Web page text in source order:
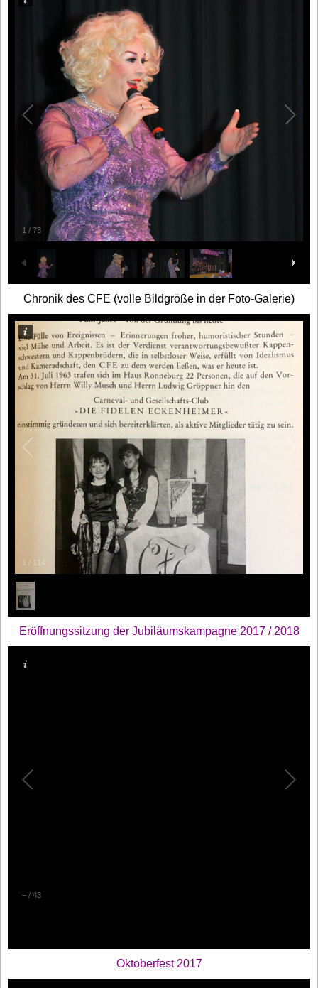
1 / 73
Chronik des CFE (volle Bildgröße in der Foto-Galerie)
1 / 114
Eröffnungssitzung der Jubiläumskampagne 2017 / 2018
– / 43
Oktoberfest 2017